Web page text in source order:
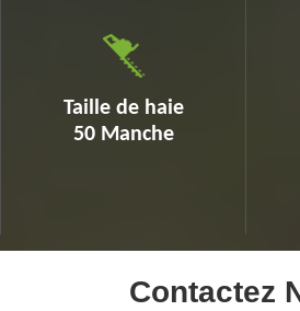
Taille de haie
50 Manche
Contactez